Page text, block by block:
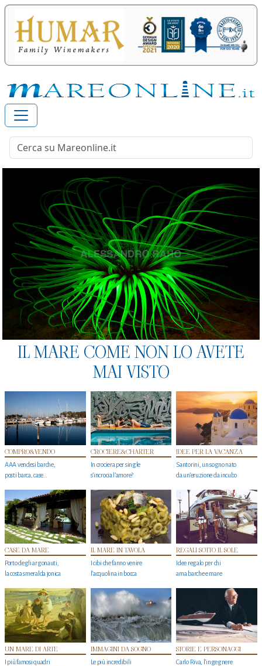
IL MARE COME NON LO AVETE
MAI VISTO
COMPRO&VENDO
AAA vendesi barche,
posti barca, case…
CROCIERE&CHARTER
In crociera per single
s'incrocia l’amore?
IDEE PER LA VACANZA
Santorini, un sogno nato
da un’eruzione da incubo
CASE DA MARE
Porto degli argonauti,
la costa smeralda jonica
IL MARE IN TAVOLA
I cibi che fanno venire
l’acquolina in bocca
REGALI SOTTO IL SOLE
Idee regalo per chi
ama barche e mare
UN MARE DI ARTE
I più famosi quadri
IMMAGINI DA SOGNO
Le più incredibili
STORIE E PERSONAGGI
Carlo Riva, l’ingegnere